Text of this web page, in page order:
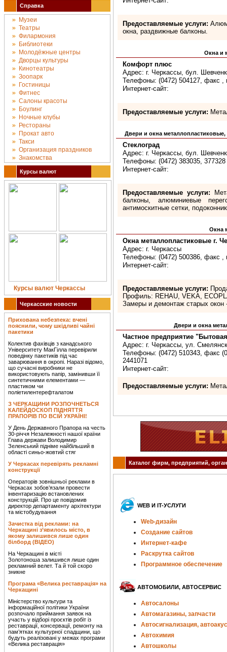
Справка
Музеи
Театры
Филармония
Библиотеки
Молодёжные центры
Дворцы культуры
Кинотеатры
Зоопарк
Гостиницы
Фитнес
Салоны красоты
Боулинг
Ночные клубы
Рестораны
Прокат авто
Такси
Организация праздников
Знакомства
Курсы валют
Курсы валют Черкассы
Черкасские новости
Прихована небезпека: вчені
пояснили, чому шкідливі чайні
пакетики
Колектив фахівців з канадського
Університету МакГілла перевірили
поведінку пакетиків під час
заварювання в окропі. Наразі відомо,
що сучасні виробники не
використовують папір, замінивши її
синтетичними елементами —
пластиком чи
поліетилентерефталатом
З ЧЕРКАЩИНИ РОЗПОЧНЕТЬСЯ
КАЛЕЙДОСКОП ПІДНЯТТЯ
ПРАПОРІВ ПО ВСІЙ УКРАЇНІ!
У День Державного Прапора на честь
30-річчя Незалежності нашої країни
Глава держави Володимир
Зеленський підніме найбільший в
області синьо-жовтий стяг
У Черкасах перевірять рекламні
конструкції
Операторів зовнішньої реклами в
Черкасах зобов’язали провести
інвентаризацію встановлених
конструкцій. Про це повідомив
директор департаменту архітектури
та містобудування
Зачистка від реклами: на
Черкащині з’явилось місто, в
якому залишився лише один
білборд (ВІДЕО)
На Черкащині в місті
Золотоноша залишився лише один
рекламний велет. Та й той скоро
зникне
Програма «Велика реставрація» на
Черкащині
Міністерство культури та
інформаційної політики України
розпочало приймання заявок на
участь у відборі проєктів робіт із
реставрації, консервації, ремонту на
пам’ятках культурної спадщини, що
будуть реалізовані у межах програми
«Велика реставрація»
Предоставляемые услуги:
окна, раздвижные балконы.
Окна и
Комфорт плюс
Адрес: г. Черкассы, бул.
Телефоны: (0472) 504127, факс ,
Интернет-сайт:
Предоставляемые услуги:
Двери и окна
Стеклоград
Адрес: г. Черкассы, бул.
Телефоны: (0472) 383035,
Интернет-сайт:
Предоставляемые услуги:
балконы, алюминиевые
антимоскитные сетки,
Окна
Окна металлопластиковые г.
Адрес: г. Черкассы
Телефоны: (0472) 500386, факс ,
Интернет-сайт:
Предоставляемые услуги:
Профиль: REHAU, VEKA,
Замеры и демонтаж старых окон
Двери и окна
Частное предприятие
Адрес: г. Черкассы, ул.
Телефоны: (0472) 510343, факс
2441071
Интернет-сайт:
Предоставляемые услуги:
Каталог фирм, предприятий,
WEB И IT-УСЛУГИ
Web-дизайн
Создание сайтов
Интернет-кафе
Раскрутка сайтов
Программное обеспечение
АВТОМОБИЛИ, АВТОСЕРВИС
Автосалоны
Автомагазины, запчасти
Автосигнализация,
Автохимия
Автошколы